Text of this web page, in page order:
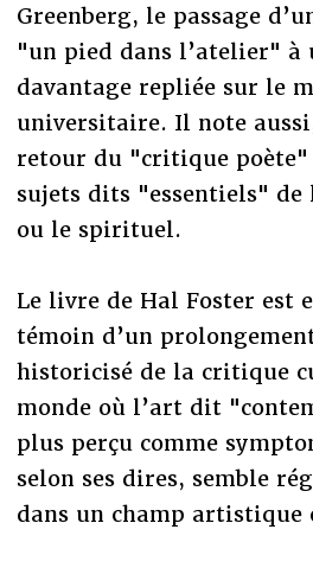
Greenberg, le passage
"un pied dans l’atelier" à
davantage repliée sur le
universitaire. Il note
retour du "critique poète"
sujets dits "essentiels" de
ou le spirituel.
Le livre de Hal Foster est
témoin d’un
historicisé de la critique
monde où l’art dit
plus perçu comme
selon ses dires, semble
dans un champ artistique